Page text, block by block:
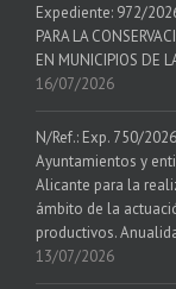
Expediente: 972/
PARA LA
EN MUNICIPIOS DE
16/07/2026
N/Ref.: Exp. 750/
Ayuntamientos y
Alicante para la
ámbito de la
productivos.
13/07/2026